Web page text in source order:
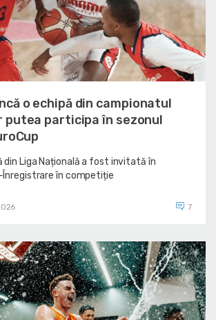
o echipă din campionatul
putea participa în sezonul
din Liga Națională a fost invitată în
Înregistrare în competiție
7